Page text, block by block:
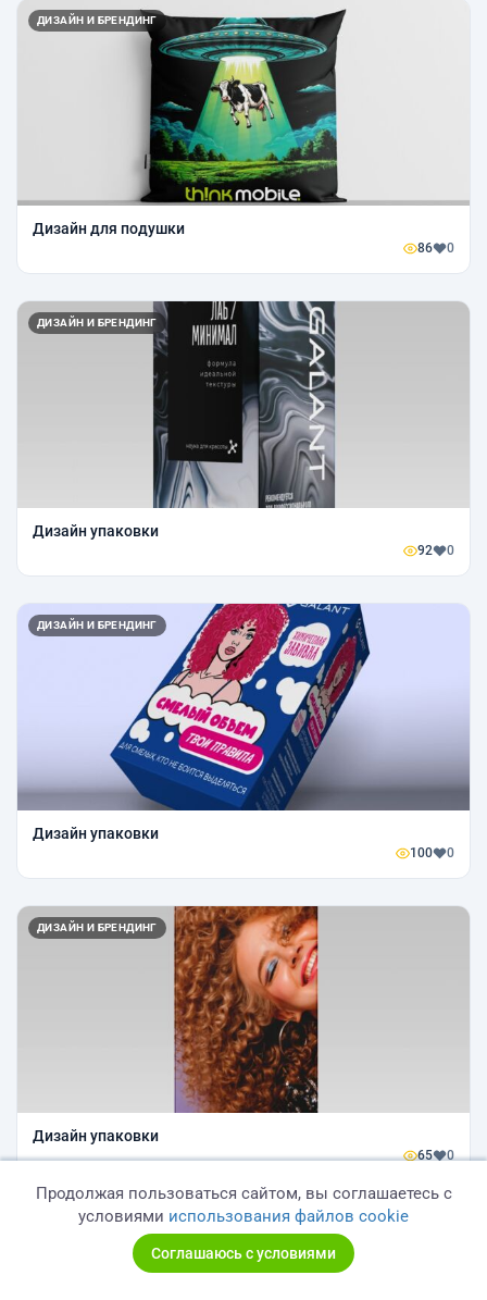
ДИЗАЙН И БРЕНДИНГ
Дизайн для подушки
86 0
ДИЗАЙН И БРЕНДИНГ
Дизайн упаковки
92 0
ДИЗАЙН И БРЕНДИНГ
Дизайн упаковки
100 0
ДИЗАЙН И БРЕНДИНГ
Дизайн упаковки
65 0
Продолжая пользоваться сайтом, вы соглашаетесь с
условиями использования файлов cookie
Соглашаюсь с условиями